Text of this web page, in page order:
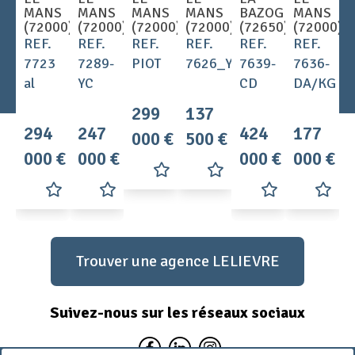
MANS
(72000)
REF.
7723
al
294
000 €
MANS
(72000)
REF.
7289-
YC
247
000 €
MANS
(72000)
REF.
PIOT
299
000 €
MANS
(72000)
REF.
7626_YC
137
500 €
BAZOGE
(72650)
REF.
7639-
CD
424
000 €
MANS
(72000)
REF.
7636-
DA/KG
177
000 €
Trouver une agence LELIEVRE
Suivez-nous sur les réseaux sociaux